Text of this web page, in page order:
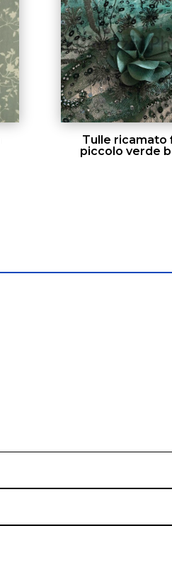
Tulle ricamato
piccolo verde